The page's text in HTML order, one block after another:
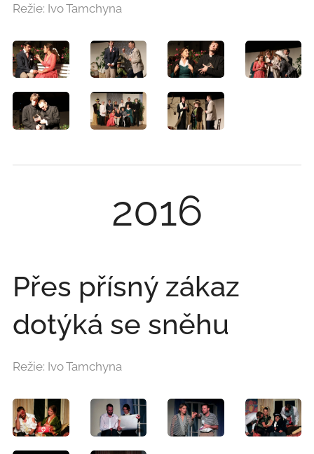
Režie: Ivo Tamchyna
2016
Přes přísný zákaz
dotýká se sněhu
Režie: Ivo Tamchyna